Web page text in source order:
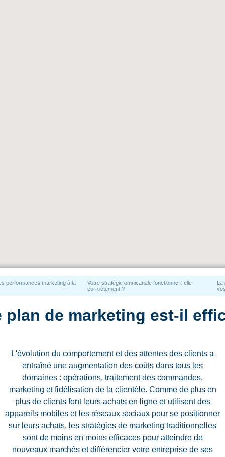
performances marketing à la
Votre stratégie omnicanale fonctionne-t-elle
correctement ?
La
plan de marketing est-il
L'évolution du comportement et des attentes des clients a
entraîné une augmentation des coûts dans tous les
domaines : opérations, traitement des commandes,
marketing et fidélisation de la clientèle. Comme de plus en
plus de clients font leurs achats en ligne et utilisent des
appareils mobiles et les réseaux sociaux pour se positionner
sur leurs achats, les stratégies de marketing traditionnelles
sont de moins en moins efficaces pour atteindre de
nouveaux marchés et différencier votre entreprise de ses